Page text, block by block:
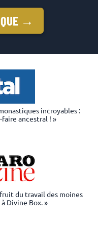
→
incroyables :
ancestral ! »
du travail des moines
Divine Box. »